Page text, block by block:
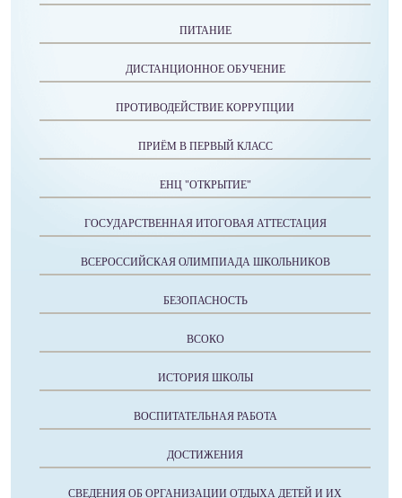
ПИТАНИЕ
ДИСТАНЦИОННОЕ ОБУЧЕНИЕ
ПРОТИВОДЕЙСТВИЕ КОРРУПЦИИ
ПРИЁМ В ПЕРВЫЙ КЛАСС
ЕНЦ "ОТКРЫТИЕ"
ГОСУДАРСТВЕННАЯ ИТОГОВАЯ АТТЕСТАЦИЯ
ВСЕРОССИЙСКАЯ ОЛИМПИАДА ШКОЛЬНИКОВ
БЕЗОПАСНОСТЬ
ВСОКО
ИСТОРИЯ ШКОЛЫ
ВОСПИТАТЕЛЬНАЯ РАБОТА
ДОСТИЖЕНИЯ
СВЕДЕНИЯ ОБ ОРГАНИЗАЦИИ ОТДЫХА ДЕТЕЙ И ИХ